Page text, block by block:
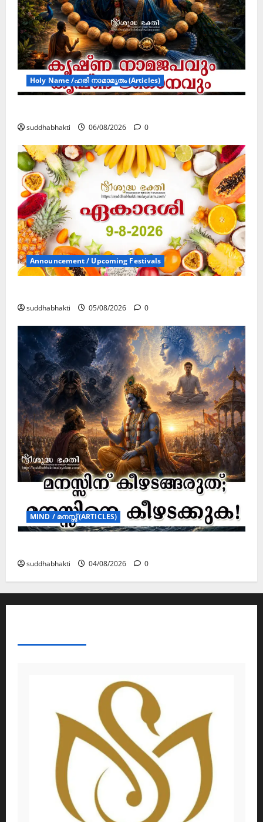
Holy Name /ഹരി നാമാമൃതം (Articles)
suddhabhakti 06/08/2026 0
Announcement / Upcoming Festivals
suddhabhakti 05/08/2026 0
MIND / മനസ്സ് (ARTICLES)
suddhabhakti 04/08/2026 0